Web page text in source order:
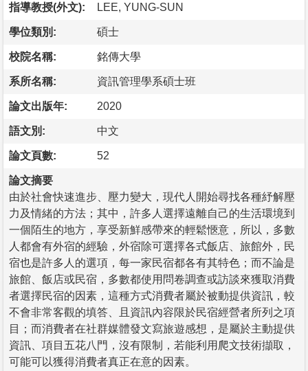
指導教授(外文): LEE, YUNG-SUN
學位類別: 碩士
校院名稱: 銘傳大學
系所名稱: 資訊管理學系碩士班
論文出版年: 2020
語文別: 中文
論文頁數: 52
論文摘要
由於社會快速進步、壓力變大，現代人開始尋找各種紓解壓
力及情緒的方法；其中，許多人選擇遠離自己的生活環境到
一個陌生的地方，享受新鮮感帶來的輕鬆愜意，所以，多數
人都會有外宿的經驗，外宿除可選擇各式飯店、旅館外，民
宿也是許多人的選項，每一家民宿都各有其特色；而不論是
旅館、飯店或民宿，多數都使用問卷調查或訪談來獲取消費
者選擇民宿的因素，這種方式消費者屬於被動提供資訊，較
不會非常客觀的填答、且資訊內容限於民宿經營者所列之項
目；而消費者在社群媒體發文寫旅遊感想，是屬於主動提供
資訊、項目五花八門，沒有限制，若能利用爬文技術擷取，
可能可以獲得消費者真正在意的因素。